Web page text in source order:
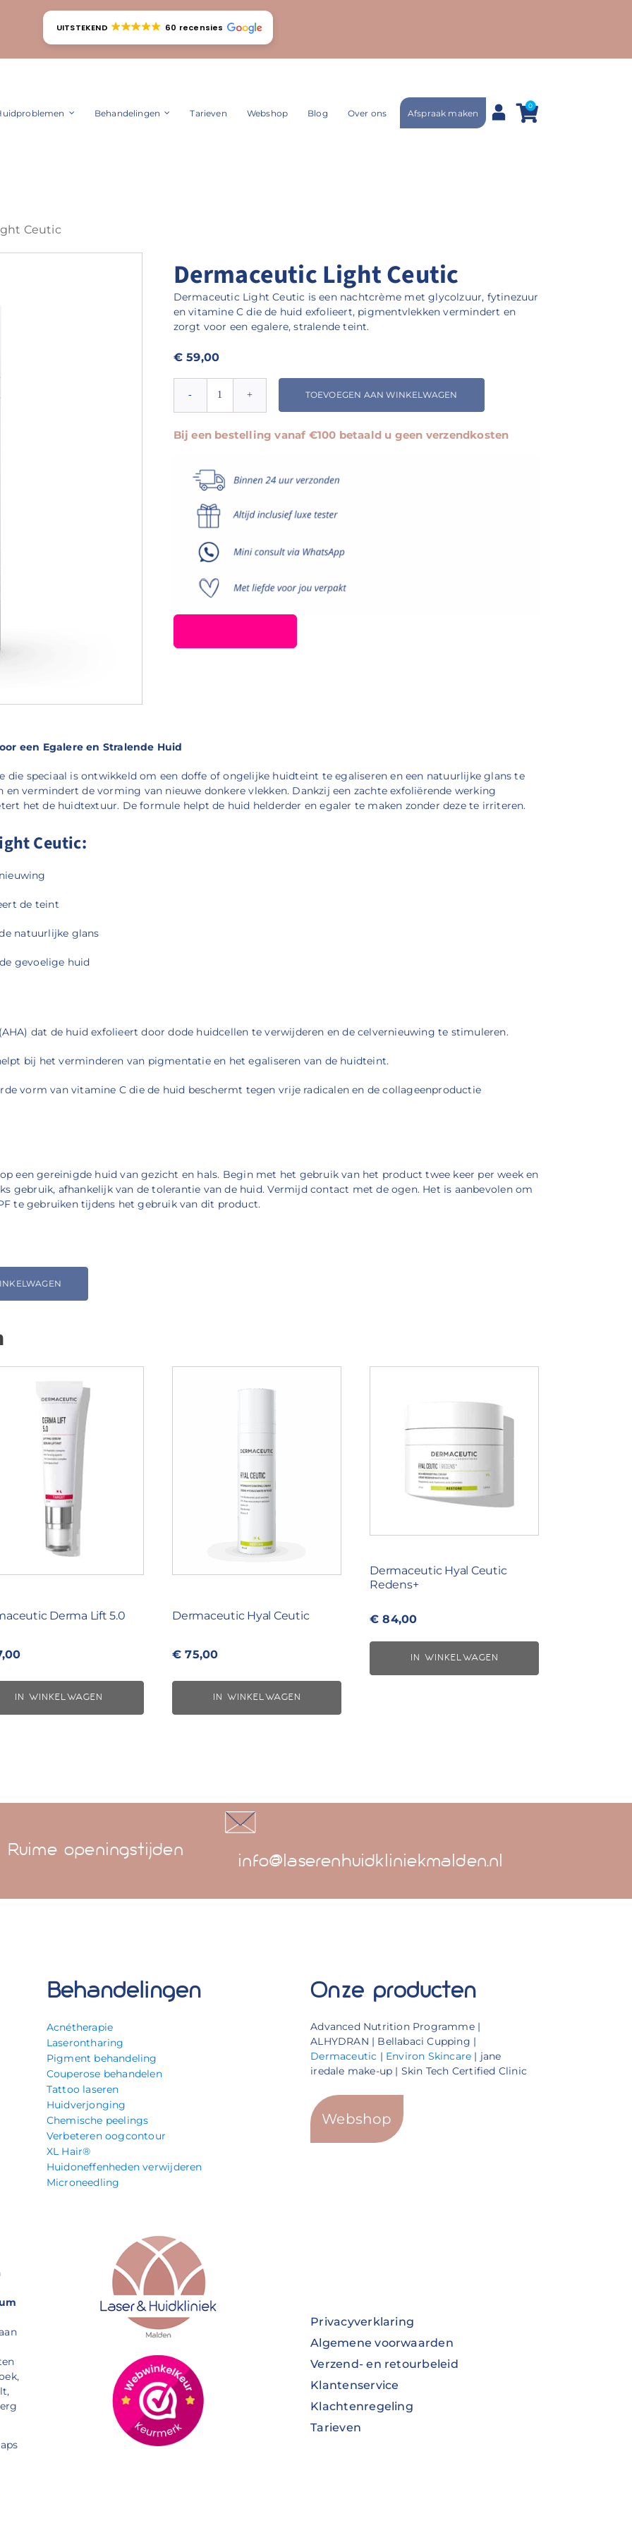
UITSTEKEND 60 recensies
Behandelingen Tarieven Webshop Blog Over ons Afspraak maken
0
Ceutic
Dermaceutic Light Ceutic
Dermaceutic Light Ceutic is een nachtcrème met glycolzuur, fytinezuur
en vitamine C die de huid exfolieert, pigmentvlekken vermindert en
zorgt voor een egalere, stralende teint.
€59,00
Ceutic
TOEVOEGEN AAN WINKELWAGEN
Bij een bestelling vanaf €100 betaald u geen verzendkosten
een Egalere en Stralende Huid
die speciaal is ontwikkeld om een doffe of ongelijke huidteint te egaliseren en een natuurlijke glans te
vermindert de vorming van nieuwe donkere vlekken. Dankzij een zachte exfoliërende werking
het de huidtextuur. De formule helpt de huid helderder en egaler te maken zonder deze te irriteren.
Ceutic:
de teint
natuurlijke glans
gevoelige huid
dat de huid exfolieert door dode huidcellen te verwijderen en de celvernieuwing te stimuleren.
bij het verminderen van pigmentatie en het egaliseren van de huidteint.
vorm van vitamine C die de huid beschermt tegen vrije radicalen en de collageenproductie
een gereinigde huid van gezicht en hals. Begin met het gebruik van het product twee keer per week en
gebruik, afhankelijk van de tolerantie van de huid. Vermijd contact met de ogen. Het is aanbevolen om
te gebruiken tijdens het gebruik van dit product.
Derma Lift 5.0
IN WINKELWAGEN
Dermaceutic Hyal Ceutic
€ 75,00
IN WINKELWAGEN
Dermaceutic Hyal Ceutic
Redens+
€ 84,00
IN WINKELWAGEN
Ruime openingstijden info@laserenhuidkliniekmalden.nl
Behandelingen
Acnétherapie
Laserontharing
Pigment behandeling
Couperose behandelen
Tattoo laseren
Huidverjonging
Chemische peelings
Verbeteren oogcontour
XL Hair®
Huidoneffenheden verwijderen
Microneedling
Onze producten
Advanced Nutrition Programme |
ALHYDRAN | Bellabaci Cupping |
Dermaceutic | Environ Skincare | jane
iredale make-up | Skin Tech Certified Clinic
Webshop
Privacyverklaring
Algemene voorwaarden
Verzend- en retourbeleid
Klantenservice
Klachtenregeling
Tarieven